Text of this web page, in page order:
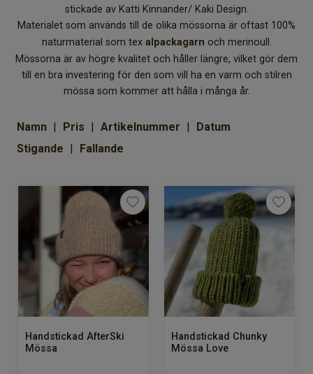
Presenter
Kakiskolan
stickade av Katti Kinnander/ Kaki Design.
Materialet som används till de olika mössorna är oftast 100%
naturmaterial som tex alpackagarn och merinoull.
Mössorna är av högre kvalitet och håller längre, vilket gör dem
till en bra investering för den som vill ha en varm och stilren
mössa som kommer att hålla i många år.
Namn Pris Artikelnummer
Datum
Stigande
Fallande
Handstickad AfterSki
Mössa
Handstickad Chunky
Mössa Love